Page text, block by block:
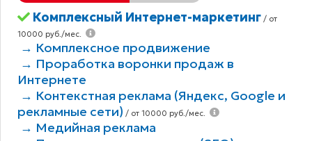
Комплексный Интернет-маркетинг/ от
10000 руб./мес.
→ Комплексное продвижение
→ Проработка воронки продаж в
Интернете
→ Контекстная реклама (Яндекс, Google и
рекламные сети) / от 10000 руб./мес.
→ Медийная реклама